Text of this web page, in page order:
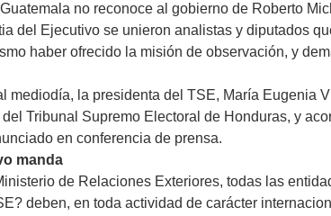
no reconoce al gobierno de Roberto
del Ejecutivo se unieron analistas y diputados
haber ofrecido la misión de observación, y
mediodía, la presidenta del TSE, María Eugenia
Tribunal Supremo Electoral de Honduras, y
en conferencia de prensa.
manda
de Relaciones Exteriores, todas las
deben, en toda actividad de carácter